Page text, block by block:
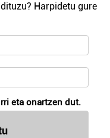
Harpidetu gure
eta onartzen dut.